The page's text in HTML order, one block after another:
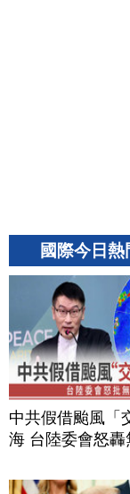
國際今日熱
中共假借颱風「
海 台陸委會怒轟